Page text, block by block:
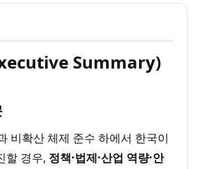
Summary)
비확산 체제 준수 하에서 한국이
할 경우, 정책·법제·산업 역량·안